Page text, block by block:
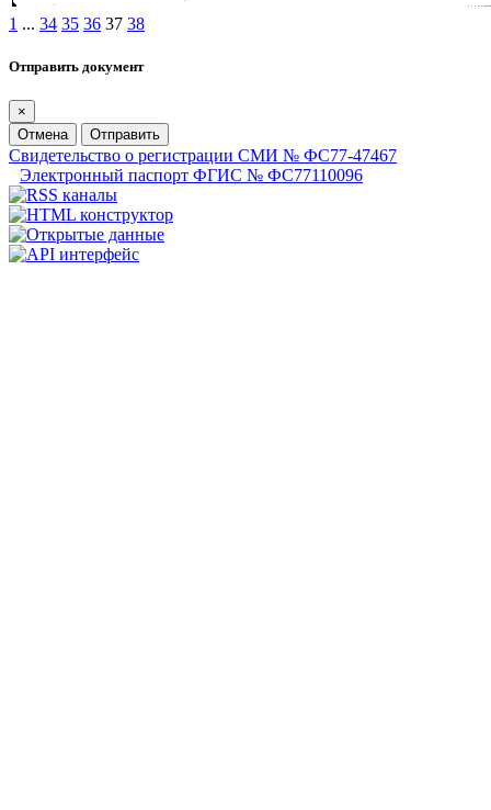
1 ... 34 35 36 37 38
Отправить документ
×
Отмена
Отправить
Свидетельство о регистрации СМИ № ФС77-47467
Электронный паспорт ФГИС № ФС77110096